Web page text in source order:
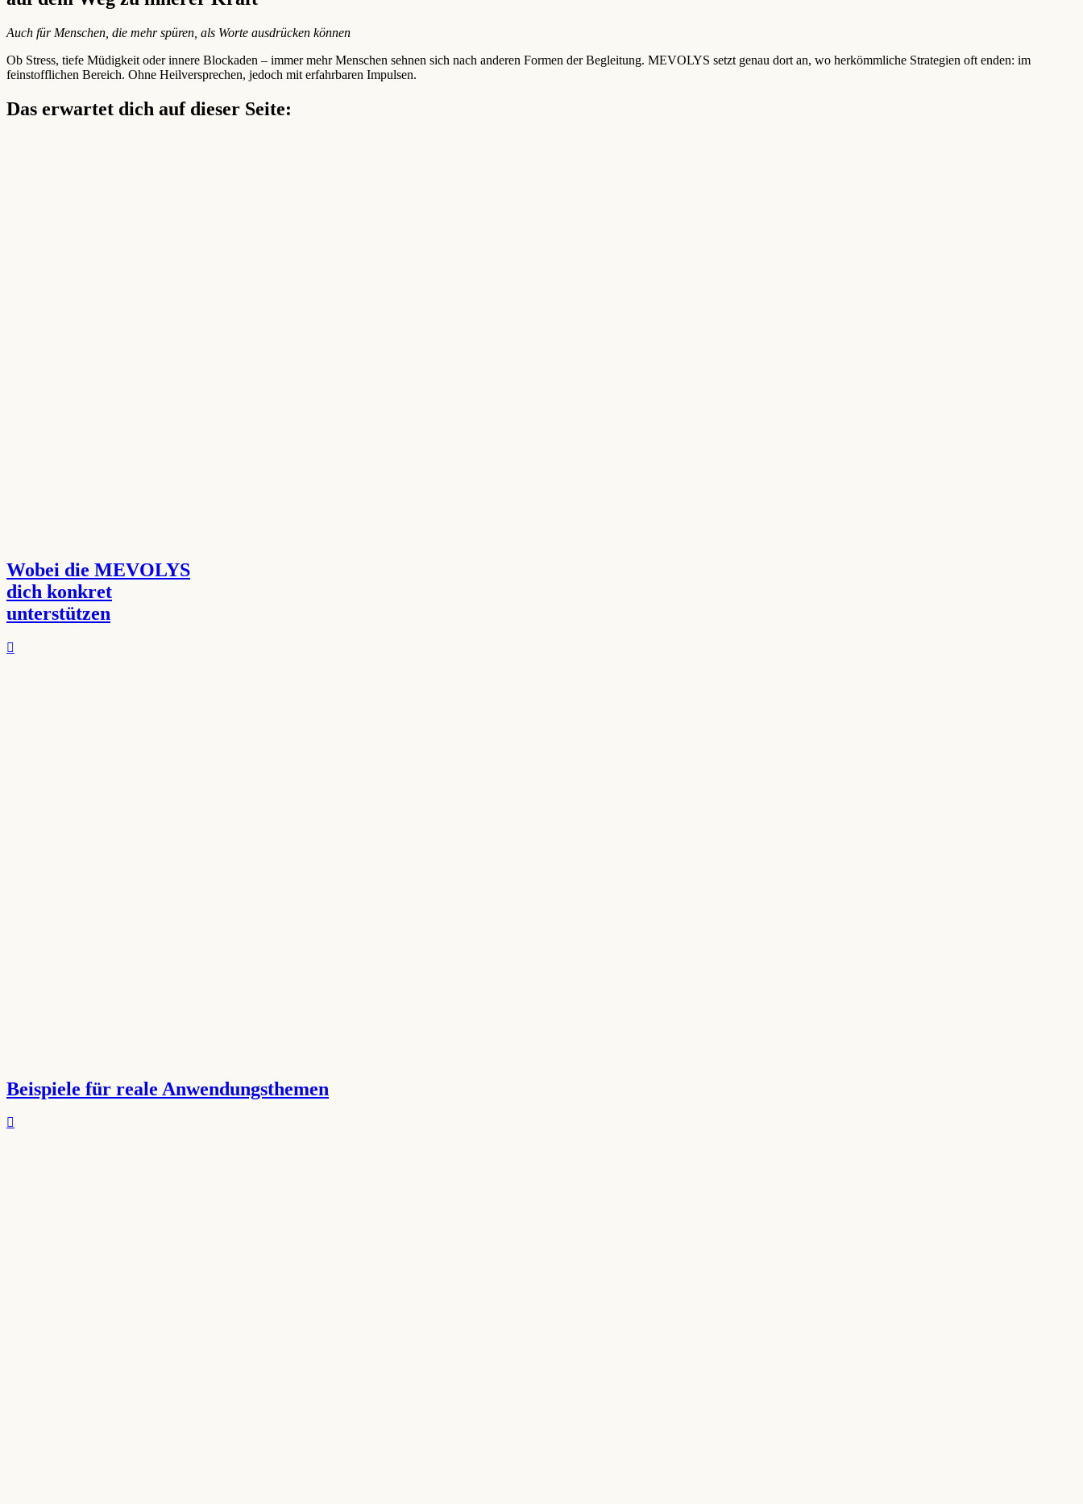
Auch für Menschen, die mehr spüren, als Worte ausdrücken können
Ob Stress, tiefe Müdigkeit oder innere Blockaden – immer mehr Menschen sehnen sich nach anderen Formen der Begleitung. MEVOLYS setzt genau dort an, wo herkömmliche Strategien oft enden: im
feinstofflichen Bereich. Ohne Heilversprechen, jedoch mit erfahrbaren Impulsen.
Das erwartet dich auf dieser Seite:
Wobei die MEVOLYS
dich konkret
unterstützen
Beispiele für reale Anwendungsthemen